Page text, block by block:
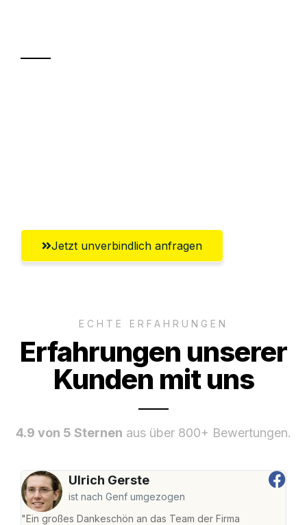
Jetzt unverbindlich anfragen
ECHTE ERFAHRUNGEN
Erfahrungen unserer
Kunden mit uns
4.9 von 5 Sternen aus über 800+ Bewertungen.
Ulrich Gerste
ist nach Genf umgezogen
"Ein großes Dankeschön an das Team der Firma